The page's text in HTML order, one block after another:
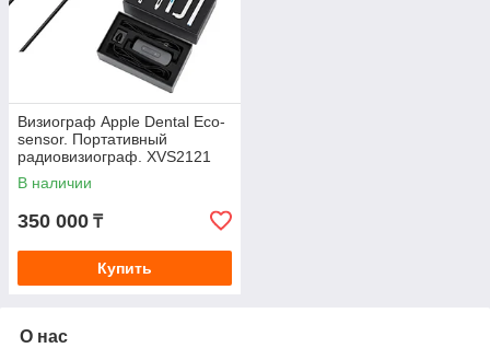
Визиограф Apple Dental Eco-
sensor. Портативный
радиовизиограф. XVS2121
(Китай)
В наличии
350 000 ₸
Купить
О нас